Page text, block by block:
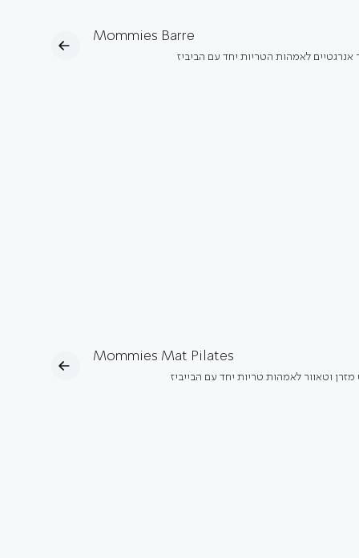
Mommies Barre
אנרגטיים לאמהות הטריות יחד עם הביביז
Mommies Mat Pilates
וטאוור לאמהות טריות יחד עם הבייביז